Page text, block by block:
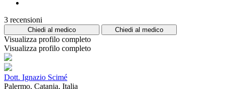
3 recensioni
Chiedi al medico Chiedi al medico
Visualizza profilo completo
Visualizza profilo completo
Dott. Ignazio Scimé
Palermo, Catania, Italia